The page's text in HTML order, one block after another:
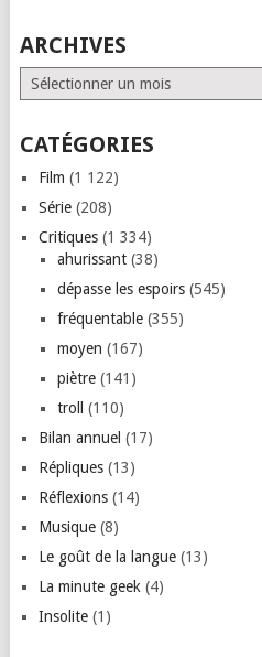
ARCHIVES
Archives
CATÉGORIES
Film (1 122)
Série(208)
Critiques(1 334)
ahurissant(38)
dépasse les espoirs(545)
fréquentable(355)
moyen (167)
piètre(141)
troll
(110)
Bilan annuel (17)
Répliques(13)
Réflexions(14)
Musique(8)
Le goût de la langue(13)
La minute geek (4)
Insolite(1)